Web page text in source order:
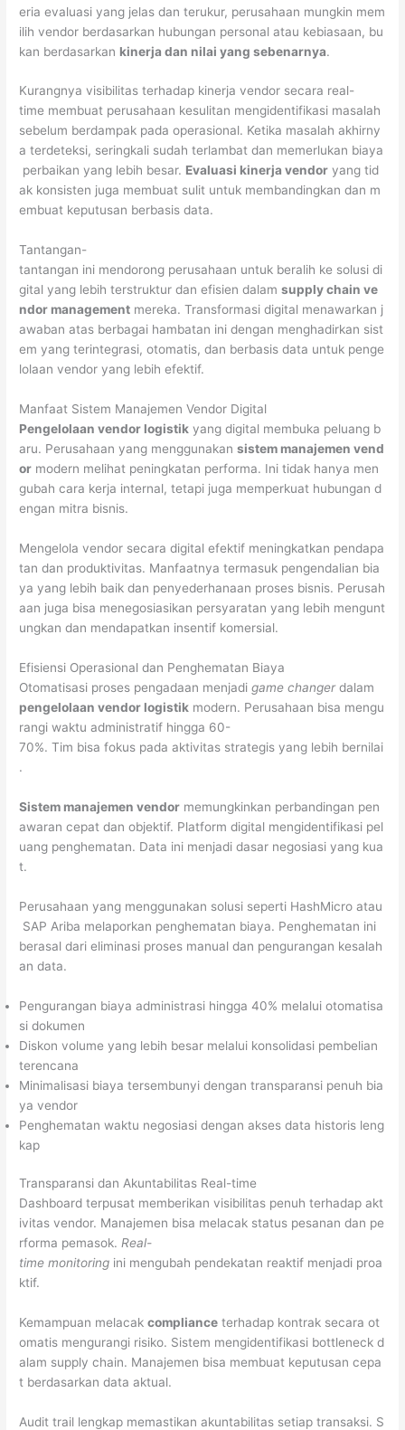
eria evaluasi yang jelas dan terukur, perusahaan mungkin mem
ilih vendor berdasarkan hubungan personal atau kebiasaan, bu
kan berdasarkan kinerja dan nilai yang sebenarnya.
Kurangnya visibilitas terhadap kinerja vendor secara real-
time membuat perusahaan kesulitan mengidentifikasi masalah
sebelum berdampak pada operasional. Ketika masalah akhirny
a terdeteksi, seringkali sudah terlambat dan memerlukan biaya
perbaikan yang lebih besar. Evaluasi kinerja vendor yang tid
ak konsisten juga membuat sulit untuk membandingkan dan m
embuat keputusan berbasis data.
Tantangan-
tantangan ini mendorong perusahaan untuk beralih ke solusi di
gital yang lebih terstruktur dan efisien dalamsupply chain ve
ndor management mereka. Transformasi digital menawarkan j
awaban atas berbagai hambatan ini dengan menghadirkan sist
em yang terintegrasi, otomatis, dan berbasis data untuk penge
lolaan vendor yang lebih efektif.
Manfaat Sistem Manajemen Vendor Digital
Pengelolaan vendor logistik yang digital membuka peluang b
aru. Perusahaan yang menggunakansistem manajemen vend
or modern melihat peningkatan performa. Ini tidak hanya men
gubah cara kerja internal, tetapi juga memperkuat hubungan d
engan mitra bisnis.
Mengelola vendor secara digital efektif meningkatkan pendapa
tan dan produktivitas. Manfaatnya termasuk pengendalian bia
ya yang lebih baik dan penyederhanaan proses bisnis. Perusah
aan juga bisa menegosiasikan persyaratan yang lebih mengunt
ungkan dan mendapatkan insentif komersial.
Efisiensi Operasional dan Penghematan Biaya
Otomatisasi proses pengadaan menjadigame changerdalam
pengelolaan vendor logistik modern. Perusahaan bisa mengu
rangi waktu administratif hingga 60-
70%. Tim bisa fokus pada aktivitas strategis yang lebih bernilai
.
Sistem manajemen vendor memungkinkan perbandingan pen
awaran cepat dan objektif. Platform digital mengidentifikasi pel
uang penghematan. Data ini menjadi dasar negosiasi yang kua
t.
Perusahaan yang menggunakan solusi seperti HashMicro atau
SAP Ariba melaporkan penghematan biaya. Penghematan ini
berasal dari eliminasi proses manual dan pengurangan kesalah
an data.
Pengurangan biaya administrasi hingga 40% melalui otomatisa
si dokumen
Diskon volume yang lebih besar melalui konsolidasi pembelian
terencana
Minimalisasi biaya tersembunyi dengan transparansi penuh bia
ya vendor
Penghematan waktu negosiasi dengan akses data historis leng
kap
Transparansi dan Akuntabilitas Real-time
Dashboard terpusat memberikan visibilitas penuh terhadap akt
ivitas vendor. Manajemen bisa melacak status pesanan dan pe
rforma pemasok. Real-
time monitoring ini mengubah pendekatan reaktif menjadi proa
ktif.
Kemampuan melacakcompliance terhadap kontrak secara ot
omatis mengurangi risiko. Sistem mengidentifikasi bottleneck d
alam supply chain. Manajemen bisa membuat keputusan cepa
t berdasarkan data aktual.
Audit trail lengkap memastikan akuntabilitas setiap transaksi. S